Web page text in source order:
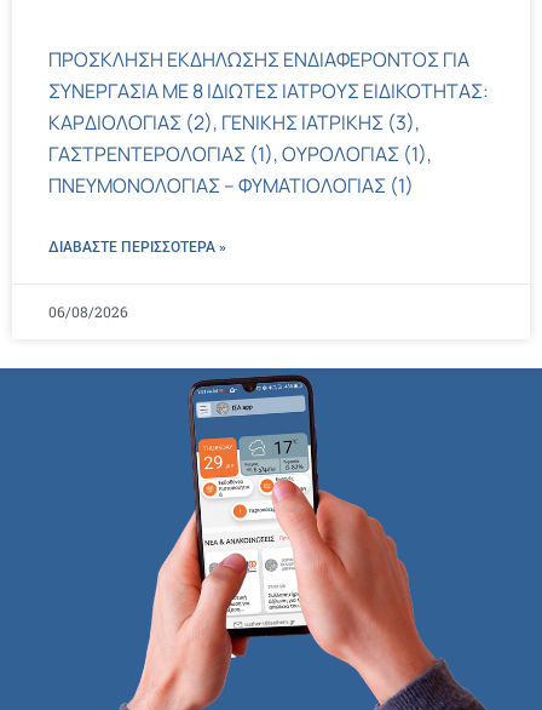
ΠΡΟΣΚΛΗΣΗ ΕΚΔΗΛΩΣΗΣ ΕΝΔΙΑΦΕΡΟΝΤΟΣ ΓΙΑ
ΣΥΝΕΡΓΑΣΙΑ ΜΕ 8 ΙΔΙΩΤΕΣ ΙΑΤΡΟΥΣ ΕΙΔΙΚΟΤΗΤΑΣ:
ΚΑΡΔΙΟΛΟΓΙΑΣ (2), ΓΕΝΙΚΗΣ ΙΑΤΡΙΚΗΣ (3),
ΓΑΣΤΡΕΝΤΕΡΟΛΟΓΙΑΣ (1), ΟΥΡΟΛΟΓΙΑΣ (1),
ΠΝΕΥΜΟΝΟΛΟΓΙΑΣ – ΦΥΜΑΤΙΟΛΟΓΙΑΣ (1)
ΔΙΑΒΑΣΤΕ ΠΕΡΙΣΣΌΤΕΡΑ »
06/08/2026